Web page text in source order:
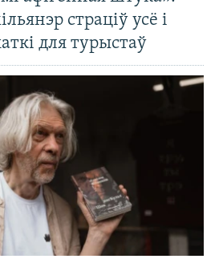
страціў усё і
для турыстаў